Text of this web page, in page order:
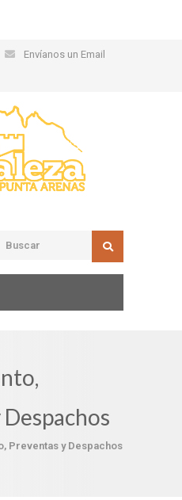
Envíanos un Email
Preventas y Despachos